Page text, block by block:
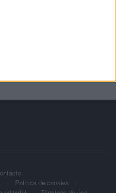
Política de cookies